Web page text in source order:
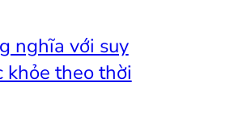
nghĩa với suy
khỏe theo thời